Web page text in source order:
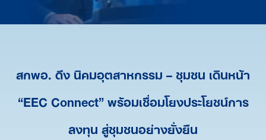
สกพอ. ดึง นิคมอุตสาหกรรม – ชุมชน เดินหน้า
“EEC Connect” พร้อมเชื่อมโยงประโยชน์การ
ลงทุน สู่ชุมชนอย่างยั่งยืน